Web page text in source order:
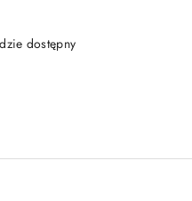
dostępny